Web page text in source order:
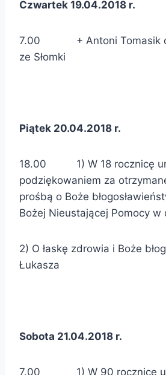
Czwartek 19.04.2018 r.
7.00 + Antoni Tomasik od
ze Słomki
Piątek 20.04.2018 r.
18.00 1) W 18 rocznicę
podziękowaniem za
prośbą o Boże
Bożej Nieustającej Pomocy w
2) O łaskę zdrowia i Boże
Łukasza
Sobota 21.04.2018 r.
7.00 1) W 90 rocznicę